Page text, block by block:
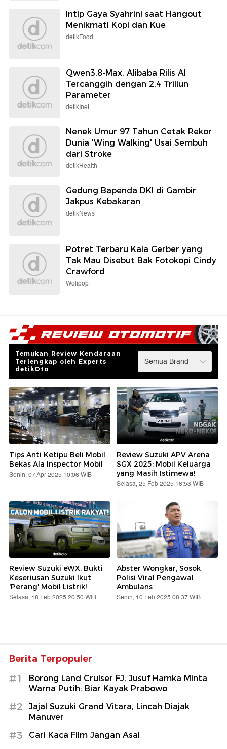
Intip Gaya Syahrini saat Hangout
Menikmati Kopi dan Kue
detikFood
Qwen3.8-Max, Alibaba Rilis AI
Tercanggih dengan 2,4 Triliun
Parameter
detikInet
Nenek Umur 97 Tahun Cetak Rekor
Dunia 'Wing Walking' Usai Sembuh
dari Stroke
detikHealth
Gedung Bapenda DKI di Gambir
Jakpus Kebakaran
detikNews
Potret Terbaru Kaia Gerber yang
Tak Mau Disebut Bak Fotokopi Cindy
Crawford
Wolipop
Temukan Review Kendaraan
Terlengkap oleh Experts
detikOto
Tips Anti Ketipu Beli Mobil
Bekas Ala Inspector Mobil
Senin, 07 Apr 2025 10:06 WIB
Review Suzuki APV Arena
SGX 2025: Mobil Keluarga
yang Masih Istimewa!
Selasa, 25 Feb 2025 16:53 WIB
Review Suzuki eWX: Bukti
Keseriusan Suzuki Ikut
'Perang' Mobil Listrik!
Selasa, 18 Feb 2025 20:50 WIB
Abster Wongkar, Sosok
Polisi Viral Pengawal
Ambulans
Senin, 10 Feb 2025 08:37 WIB
Berita Terpopuler
#1
Borong Land Cruiser FJ, Jusuf Hamka Minta
Warna Putih: Biar Kayak Prabowo
#2
Jajal Suzuki Grand Vitara, Lincah Diajak
Manuver
#3 Cari Kaca Film Jangan Asal